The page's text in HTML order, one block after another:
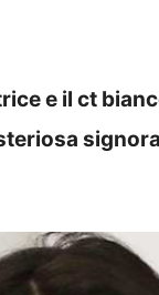
e il ct